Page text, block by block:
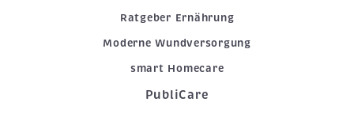
Ratgeber Ernährung
Moderne Wundversorgung
smart Homecare
PubliCare